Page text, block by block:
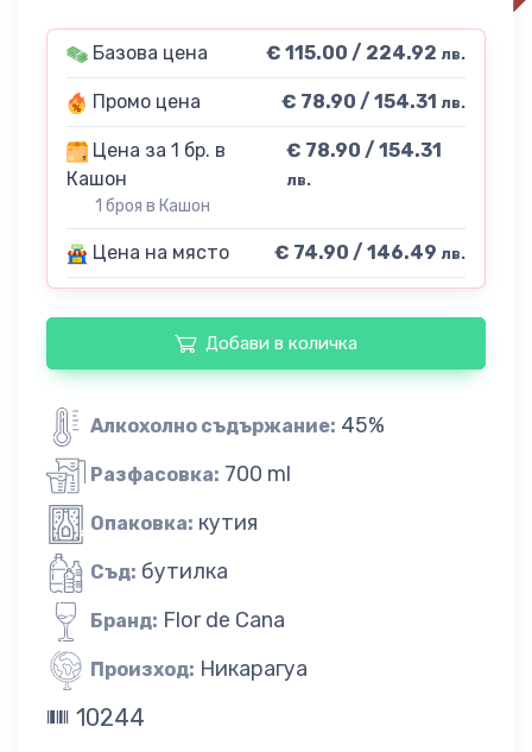
Базова цена € 115.00 / 224.92 лв.
Промо цена € 78.90 / 154.31 лв.
Цена за 1 бр. в
Кашон
1 броя в Кашон
€ 78.90 / 154.31
лв.
Цена на място € 74.90 / 146.49 лв.
Добави в количка
Алкохолно съдържание: 45%
Разфасовка: 700 ml
Опаковка: кутия
Съд: бутилка
Бранд: Flor de Cana
Произход: Никарагуа
10244